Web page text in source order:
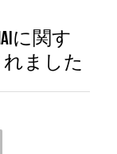
に関す
ました